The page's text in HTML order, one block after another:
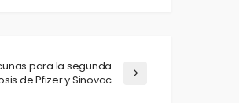
para la segunda
de Pfizer y Sinovac